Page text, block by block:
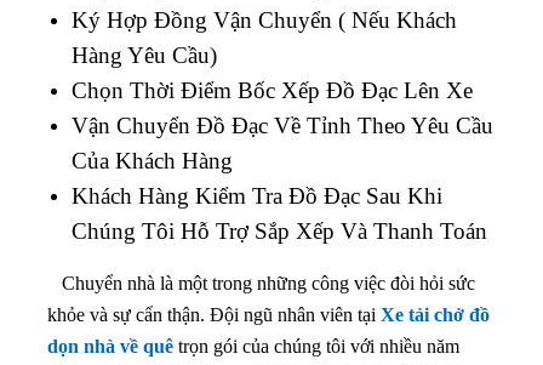
Ký Hợp Đồng Vận Chuyển ( Nếu Khách
Hàng Yêu Cầu)
Chọn Thời Điểm Bốc Xếp Đồ Đạc Lên Xe
Vận Chuyển Đồ Đạc Về Tỉnh Theo Yêu Cầu
Của Khách Hàng
Khách Hàng Kiểm Tra Đồ Đạc Sau Khi
Chúng Tôi Hỗ Trợ Sắp Xếp Và Thanh Toán
Chuyển nhà là một trong những công việc đòi hỏi sức
khỏe và sự cẩn thận. Đội ngũ nhân viên tại Xe tải chở đồ
dọn nhà về quê trọn gói của chúng tôi với nhiều năm